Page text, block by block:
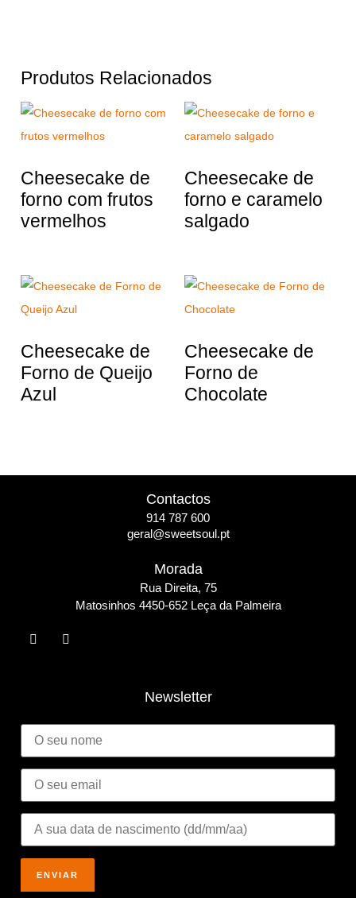
Produtos Relacionados
Cheesecake de
forno com frutos
vermelhos
Cheesecake de
forno e caramelo
salgado
Cheesecake de
Forno de Queijo
Azul
Cheesecake de
Forno de
Chocolate
Contactos
914 787 600
geral@sweetsoul.pt
Morada
Rua Direita, 75
Matosinhos 4450-652 Leça da Palmeira
Newsletter